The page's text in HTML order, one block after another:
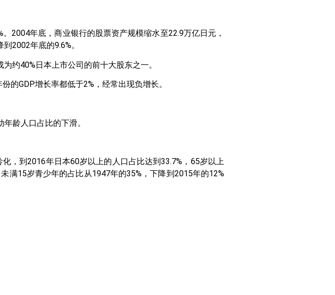
2004年底，商业银行的股票资产规模缩水至22.9万亿日元，
2002年底的9.6%。
约40%日本上市公司的前十大股东之一。
的GDP增长率都低于2%，经常出现负增长。
龄人口占比的下滑。
，到2016年日本60岁以上的人口占比达到33.7%，65岁以上
满15岁青少年的占比从1947年的35%，下降到2015年的12%